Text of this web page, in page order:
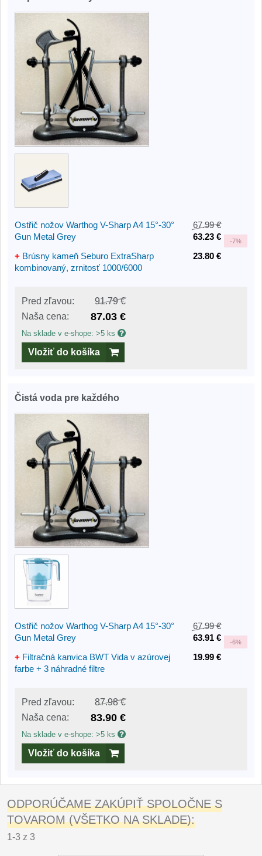
Ostřič nožov Warthog V-Sharp A4 15°-30°
Gun Metal Grey
67.99 €
63.23 €
-7%
+ Brúsny kameň Seburo ExtraSharp
kombinovaný, zrnitosť 1000/6000
23.80 €
Pred zľavou:
91.79 €
Naša cena:
87.03 €
Na sklade v e-shope: >5 ks
Vložiť do košíka
Čistá voda pre každého
Ostřič nožov Warthog V-Sharp A4 15°-30°
Gun Metal Grey
67.99 €
63.91 €
-6%
+ Filtračná kanvica BWT Vida v azúrovej
farbe + 3 náhradné filtre
19.99 €
Pred zľavou:
87.98 €
Naša cena:
83.90 €
Na sklade v e-shope: >5 ks
Vložiť do košíka
ODPORÚČAME ZAKÚPIŤ SPOLOČNE S
TOVAROM (VŠETKO NA SKLADE):
1-3 z 3